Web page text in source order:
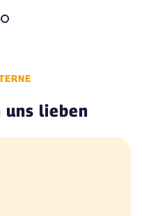
uns lieben